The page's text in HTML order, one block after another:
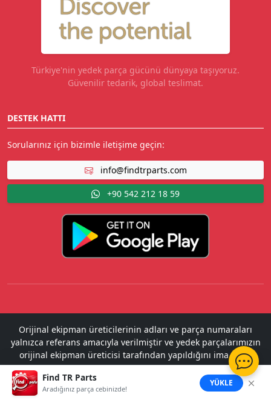
Türkiye'nin yedek parça gücünü dünyaya taşıyoruz.
Güvenilir tedarik, global teslimat.
DESTEK HATTI
Sorularınız için bizimle iletişime geçin:
info@findtrparts.com
+90 542 212 18 59
Orijinal ekipman üreticilerinin adları ve parça numaraları
yalnızca referans amacıyla verilmiştir ve yedek parçalarımızın
orijinal ekipman üreticisi tarafından yapıldığını ima etme
amacı taşımaz.
2022 - 2026 Copyright © . All Rights Reserved.
Find TR Parts
Aradığınız parça cebinizde!
YÜKLE